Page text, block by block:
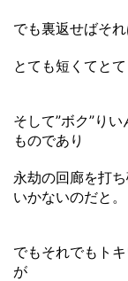
でも裏返せばそ
とても短くてと
そして”ボク”り
ものであり
永劫の回廊を打
いかないのだと。
でもそれでもト
が